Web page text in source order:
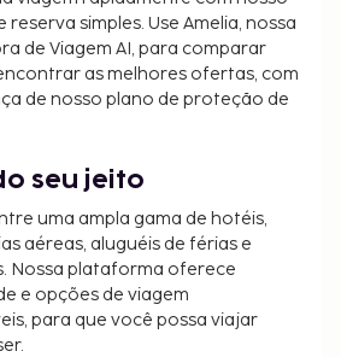
passaporte.
nacionais, as
numerário neste alojamento
5000 EUR. Para mais
na confirmação de
reserva simples. Use Amelia, nossa
de Viagem AI, para comparar
as melhores ofertas, com
de nosso plano de proteção de
seu jeito
uma ampla gama de hotéis,
aéreas, aluguéis de férias e
Nossa plataforma oferece
e opções de viagem
para que você possa viajar